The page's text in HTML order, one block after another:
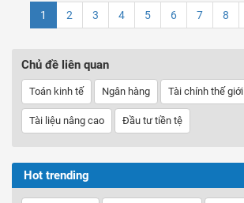
1 2 3 4 5 6 7 8
Chủ đề liên quan
Toán kinh tế Ngân hàng Tài chính thế giới
Tài liệu nâng cao Đầu tư tiền tệ
Hot trending